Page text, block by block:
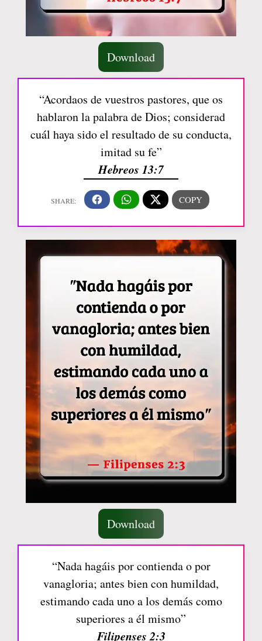
Download
“Acordaos de vuestros pastores, que os
hablaron la palabra de Dios; considerad
cuál haya sido el resultado de su conducta,
imitad su fe”
Hebreos 13:7
Download
“Nada hagáis por contienda o por
vanagloria; antes bien con humildad,
estimando cada uno a los demás como
superiores a él mismo”
Filipenses 2:3